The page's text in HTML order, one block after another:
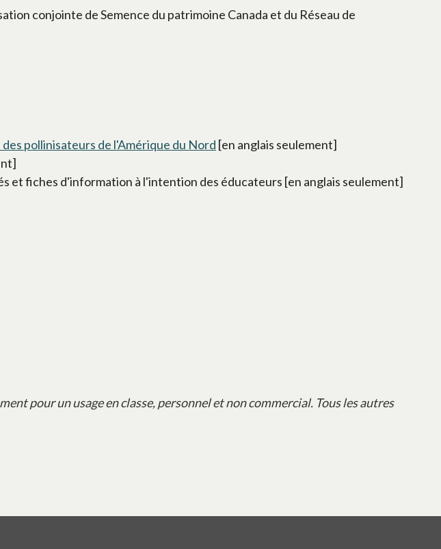
conjointe de Semence du patrimoine Canada et du Réseau de
pollinisateurs de l'Amérique du Nord [en anglais seulement]
et fiches d'information à l'intention des éducateurs [en anglais seulement]
pour un usage en classe, personnel et non commercial. Tous les autres